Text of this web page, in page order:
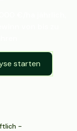
starten
-